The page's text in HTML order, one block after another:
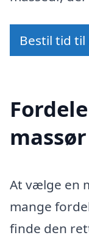
Bestil tid til
At vælge en
mange
finde den